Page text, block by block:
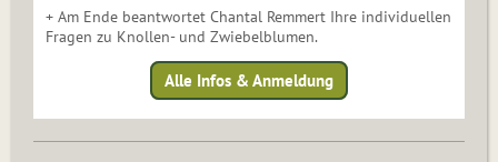
+ Am Ende beantwortet Chantal Remmert Ihre individuellen
Fragen zu Knollen- und Zwiebelblumen.
Alle Infos & Anmeldung